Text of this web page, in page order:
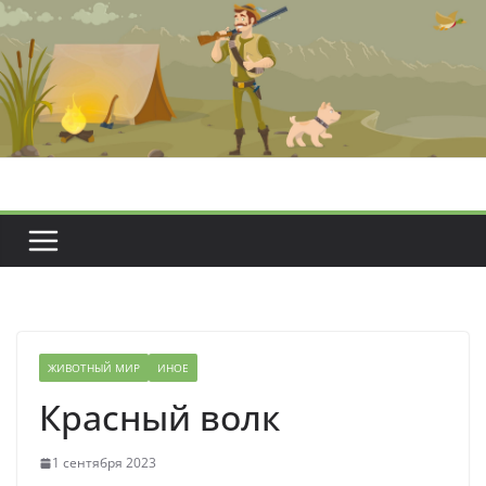
Перейти
содержимому
ЖИВОТНЫЙ МИР ИНОЕ
Красный волк
1 сентября 2023